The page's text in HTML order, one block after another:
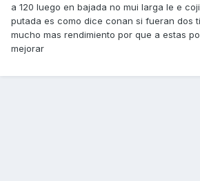
a 120 luego en bajada no mui larga le e
putada es como dice conan si fueran dos
mucho mas rendimiento por que a estas
mejorar